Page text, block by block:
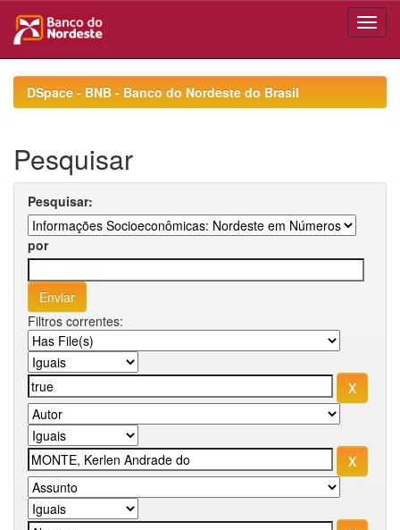
navigationDSpace - BNB - Banco do Nordeste do Brasil
Pesquisar
Pesquisar:
por
Filtros correntes: